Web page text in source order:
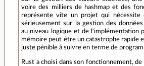
voire des milliers de hashmap et des
représente vite un projet qui nécessite
sérieusement sur la gestion des
au niveau logique et de l'implémentation
mémoire peut être un catastrophe rapide
juste pénible à suivre en terme de
Rust a choisi dans son fonctionnement,